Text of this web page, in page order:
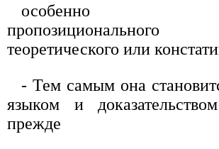
особенно
теоретического или
- Тем самым она
языком и
прежде